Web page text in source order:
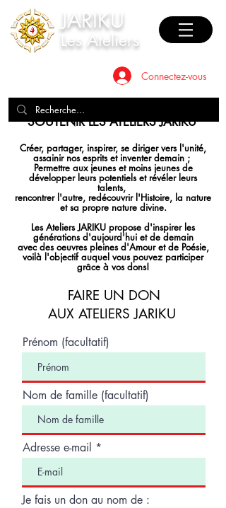
JARIKU
Les Ateliers
Connectez-vous
Créer, partager, inspirer, se diriger vers l'unité,
assainir nos esprits et inventer demain ;
Permettre aux jeunes et moins jeunes de
développer leurs potentiels et révéler leurs
talents,
rencontrer l'autre, redécouvrir l'Histoire, la nature
et sa propre nature divine.
Les Ateliers JARIKU propose d'inspirer les
générations d'aujourd'hui et de demain
avec des oeuvres pleines d'Amour et de Poésie,
voilà l'objectif auquel vous pouvez participer
grâce à vos dons!
FAIRE UN DON
AUX ATELIERSJARIKU
Prénom (facultatif)
Nom de famille (facultatif)
Adresse e-mail
Je fais un don au nom de :
SOUTENIR LES ATELIERS JARIKU